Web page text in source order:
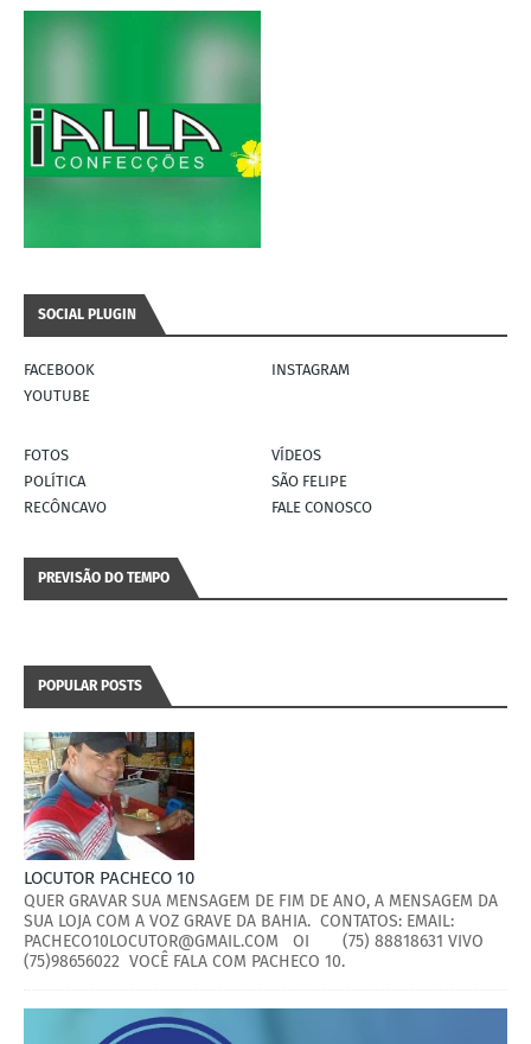
SOCIAL PLUGIN
FACEBOOK
INSTAGRAM
YOUTUBE
FOTOS
VÍDEOS
POLÍTICA
SÃO FELIPE
RECÔNCAVO
FALE CONOSCO
PREVISÃO DO TEMPO
POPULAR POSTS
LOCUTOR PACHECO 10
QUER GRAVAR SUA MENSAGEM DE FIM DE ANO, A MENSAGEM DA
SUA LOJA COM A VOZ GRAVE DA BAHIA. CONTATOS: EMAIL:
PACHECO10LOCUTOR@GMAIL.COM OI (75) 88818631 VIVO
(75)98656022 VOCÊ FALA COM PACHECO 10.